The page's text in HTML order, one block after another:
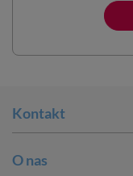
Kontakt
O nas